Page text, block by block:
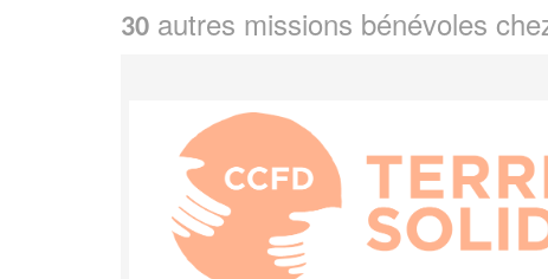
30 autres missions bénévoles